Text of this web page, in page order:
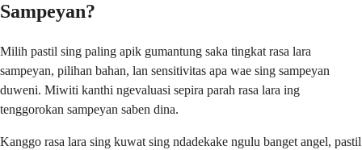
Sampeyan?
Milih pastil sing paling apik gumantung saka tingkat rasa lara
sampeyan, pilihan bahan, lan sensitivitas apa wae sing sampeyan
duweni. Miwiti kanthi ngevaluasi sepira parah rasa lara ing
tenggorokan sampeyan saben dina.
Kanggo rasa lara sing kuwat sing ndadekake ngulu banget angel, pastil